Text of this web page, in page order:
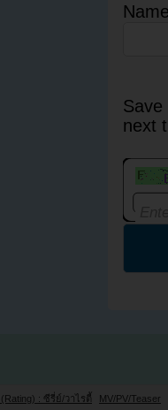
next
(Rating) : ซีรี่ย์/วาไรตี้
MV/PV/Teaser